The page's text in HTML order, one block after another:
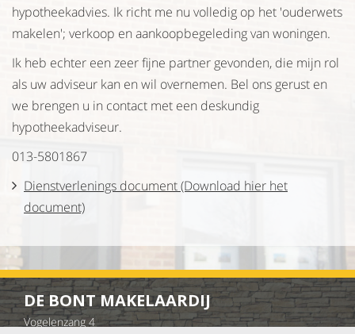
hypotheekadvies. Ik richt me nu volledig op het 'ouderwets
makelen'; verkoop en aankoopbegeleding van woningen.
Ik heb echter een zeer fijne partner gevonden, die mijn rol
als uw adviseur kan en wil overnemen. Bel ons gerust en
we brengen u in contact met een deskundig
hypotheekadviseur.
013-5801867
Dienstverlenings document (Download hier het
document)
DE BONT MAKELAARDIJ
Vogelenzang 4